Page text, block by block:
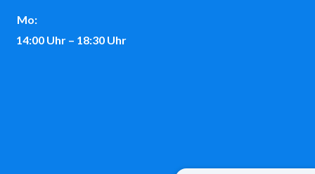
Mo:
14:00 Uhr – 18:30 Uhr